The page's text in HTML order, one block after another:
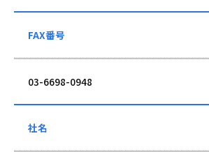
FAX番号
03-6698-0948
社名